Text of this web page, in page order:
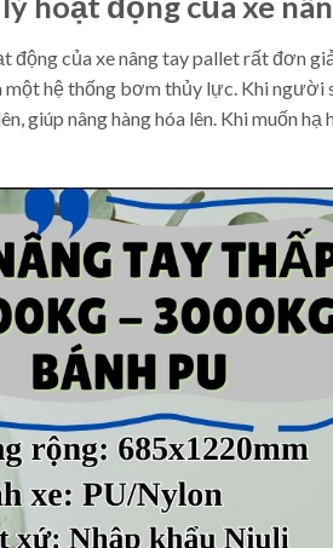
động của xe nâng tay pallet rất đơn
một hệ thống bơm thủy lực. Khi người
giúp nâng hàng hóa lên. Khi muốn